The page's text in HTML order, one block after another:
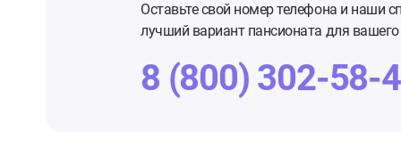
Оставьте свой номер телефона и наши
лучший вариант пансионата для вашего
8 (800) 302-58-